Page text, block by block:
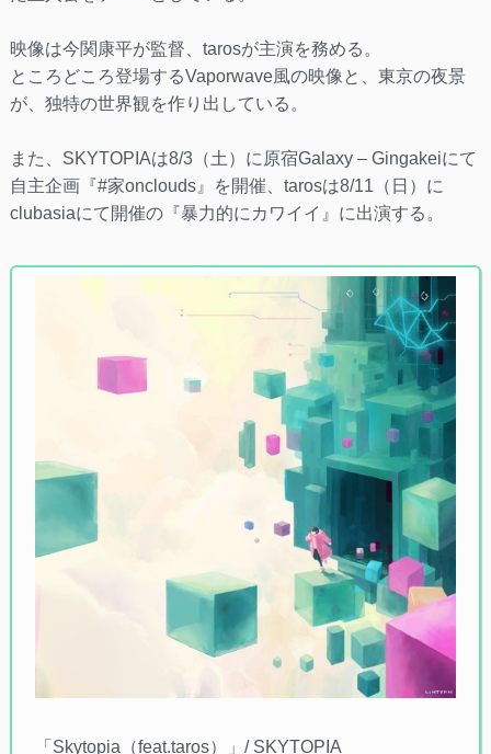
映像は今関康平が監督、tarosが主演を務める。
ところどころ登場するVaporwave風の映像と、東京の夜景
が、独特の世界観を作り出している。
また、SKYTOPIAは8/3（土）に原宿Galaxy – Gingakeiにて
自主企画『#家onclouds』を開催、tarosは8/11（日）に
clubasiaにて開催の『暴力的にカワイイ』に出演する。
「Skytopia（feat.taros）」/ SKYTOPIA